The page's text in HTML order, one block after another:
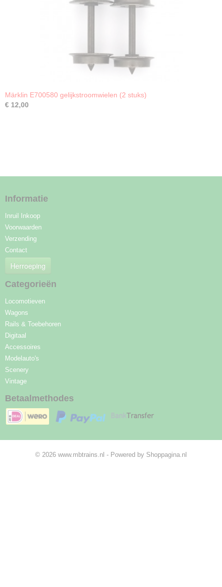
Märklin E700580 gelijkstroomwielen (2 stuks)
€ 12,00
Informatie
Inruil Inkoop
Voorwaarden
Verzending
Contact
Herroeping
Categorieën
Locomotieven
Wagons
Rails & Toebehoren
Digitaal
Accessoires
Modelauto's
Scenery
Vintage
Betaalmethodes
© 2026 www.mbtrains.nl - Powered by Shoppagina.nl